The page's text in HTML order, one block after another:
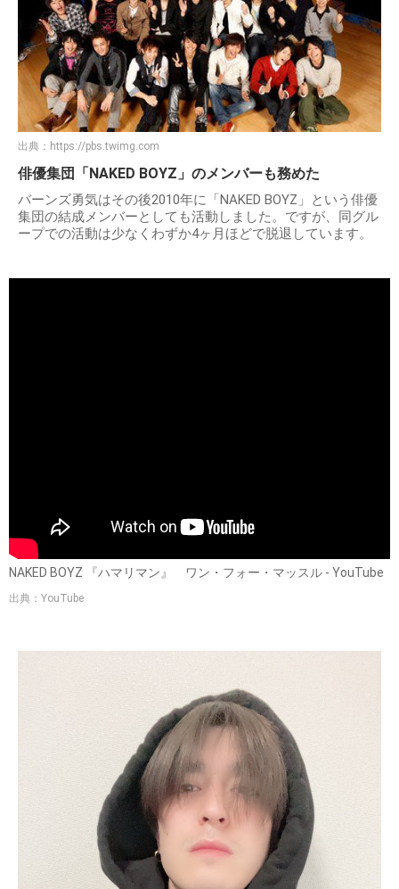
出典： https://pbs.twimg.com
俳優集団「NAKED BOYZ」のメンバーも務めた
バーンズ勇気はその後2010年に「NAKED BOYZ」という俳優
集団の結成メンバーとしても活動しました。ですが、同グル
ープでの活動は少なくわずか4ヶ月ほどで脱退しています。
NAKED BOYZ 『ハマリマン』 ワン・フォー・マッスル - YouTube
出典：YouTube